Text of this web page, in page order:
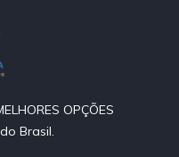
OPÇÕES
Brasil.